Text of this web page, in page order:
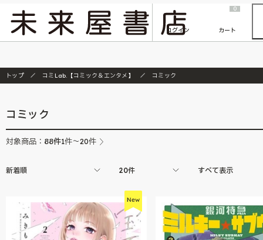
『ONE PIECE magazine 021 ONE PIECEカード付き同梱版』発売延期のご案内
ログイン
0
カート
トップ コミLab.【コミック＆エンタメ】 コミック
コミック
対象商品： 88件1件～20件
新着順 20件 すべて表示